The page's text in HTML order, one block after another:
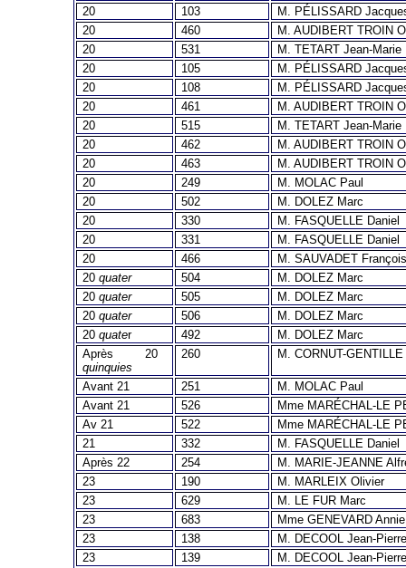
20
103
M. PÉLISSARD
20
460
M. AUDIBERT TROIN
20
531
M. TETART Jean-Marie
20
105
M. PÉLISSARD
20
108
M. PÉLISSARD
20
461
M. AUDIBERT TROIN
20
515
M. TETART Jean-Marie
20
462
M. AUDIBERT TROIN
20
463
M. AUDIBERT TROIN
20
249
M. MOLAC Paul
20
502
M. DOLEZ Marc
20
330
M. FASQUELLE Daniel
20
331
M. FASQUELLE Daniel
20
466
M. SAUVADET
20quater 504
M. DOLEZ Marc
20quater 505
M. DOLEZ Marc
20quater 506
M. DOLEZ Marc
20quater 492
M. DOLEZ Marc
Après 20
quinquies
260 M. CORNUT-
Avant 21 251
M. MOLAC Paul
Avant 21
526
Mme MARÉCHAL-LE
Av 21
522
Mme MARÉCHAL-LE
21
332
M. FASQUELLE Daniel
Après 22
254
M. MARIE-JEANNE
23
190
M. MARLEIX Olivier
23
629
M. LE FUR Marc
23
683
Mme GENEVARD Annie
23
138
M. DECOOL Jean-
23
139
M. DECOOL Jean-